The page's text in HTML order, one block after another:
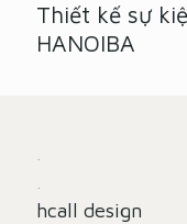
Thiết kế sự
HANOIBA
.
.
hcall design